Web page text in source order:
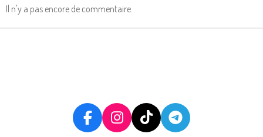
Il n'y a pas encore de commentaire.
F
I
T
T